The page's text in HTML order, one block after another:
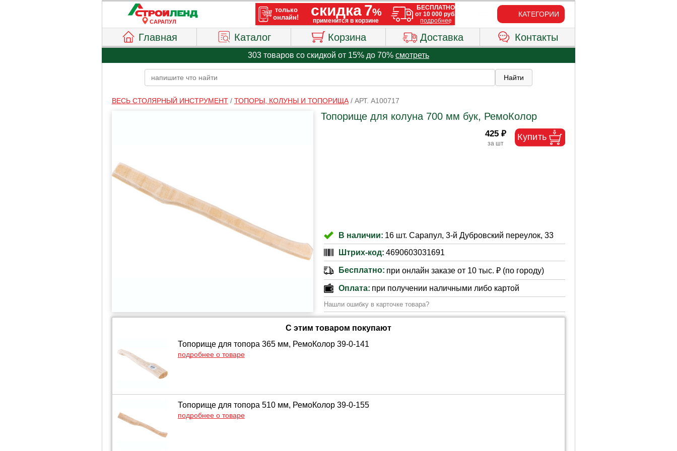
САРАПУЛ
КАТЕГОРИИ
Главная Каталог Корзина Доставка Контакты
303 товаров со скидкой от 15% до 70% смотреть
ВЕСЬ СТОЛЯРНЫЙ ИНСТРУМЕНТ/ ТОПОРЫ, КОЛУНЫ И ТОПОРИЩА/ АРТ. A100717
Топорище для колуна 700 мм бук, РемоКолор
425 ₽
В наличии: 16 шт. Сарапул, 3-й Дубровский переулок, 33
Штрих-код: 4690603031691
Бесплатно: при онлайн заказе от 10 тыс. ₽ (по городу)
Оплата: при получении наличными либо картой
Нашли ошибку в карточке товара?
С этим товаром покупают
Топорище для топора 365 мм, РемоКолор 39-0-141
подробнее о товаре
Топорище для топора 510 мм, РемоКолор 39-0-155
подробнее о товаре